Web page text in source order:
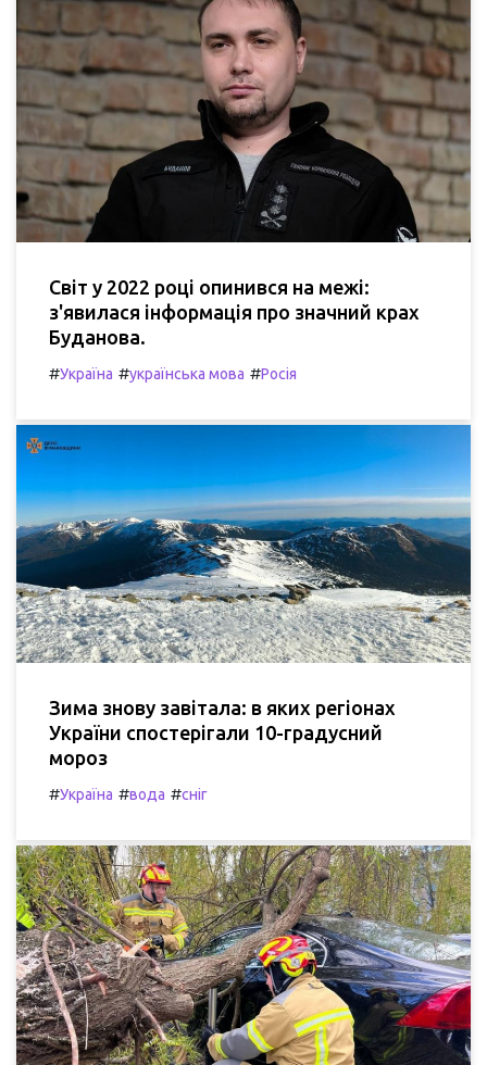
Світ у 2022 році опинився на межі:
з'явилася інформація про значний крах
Буданова.
#Україна #українська мова #Росія
Зима знову завітала: в яких регіонах
України спостерігали 10-градусний
мороз
#Україна #вода #сніг